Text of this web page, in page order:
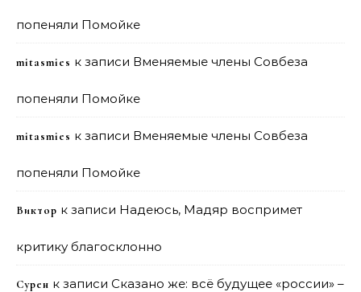
попеняли Помойке
mitasmies к записи Вменяемые члены Совбеза
попеняли Помойке
mitasmies к записи Вменяемые члены Совбеза
попеняли Помойке
Виктор к записи Надеюсь, Мадяр воспримет
критику благосклонно
Сурен к записи Сказано же: всё будущее «россии» –